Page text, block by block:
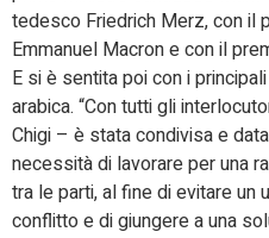
tedesco Friedrich Merz, con il
Emmanuel Macron e con il
E si è sentita poi con i
arabica. “Con tutti gli
Chigi – è stata condivisa e
necessità di lavorare per una
tra le parti, al fine di evitare un
conflitto e di giungere a una